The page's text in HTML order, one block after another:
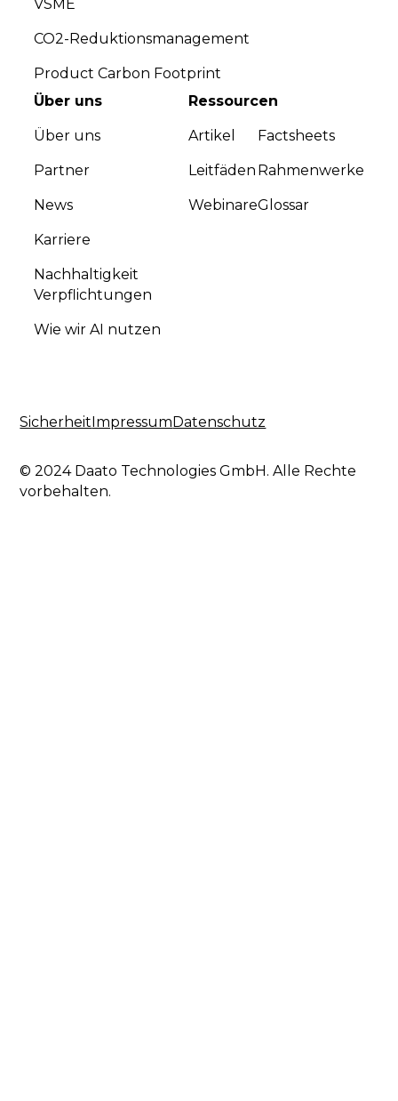
VSME
CO2-Reduktionsmanagement
Product Carbon Footprint
Über uns
Über uns
Partner
News
Karriere
Nachhaltigkeit
Verpflichtungen
Wie wir AI nutzen
Ressourcen
Artikel
Leitfäden
Webinare
Factsheets
Rahmenwerke
Glossar
© 2024 Daato Technologies GmbH. Alle Rechte
vorbehalten.
Sicherheit Impressum Datenschutz